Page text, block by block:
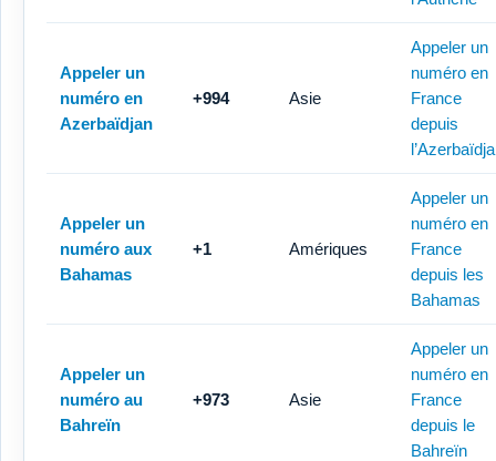
Appeler un
numéro en
Azerbaïdjan
+994 Asie
Appeler un
numéro en
France
depuis
Appeler un
numéro aux
Bahamas
+1 Amériques
Appeler un
numéro en
France
depuis les
Bahamas
Appeler un
numéro au
Bahreïn
+973 Asie
Appeler un
numéro en
France
depuis le
Bahreïn